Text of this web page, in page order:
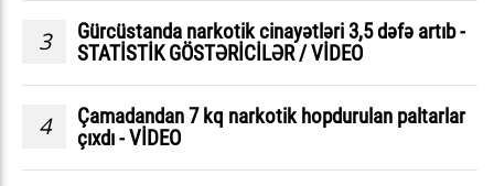
3
Gürcüstanda narkotik cinayətləri 3,5 dəfə artıb -
STATİSTİK GÖSTƏRİCİLƏR / VİDEO
4
Çamadandan 7 kq narkotik hopdurulan paltarlar
çıxdı - VİDEO